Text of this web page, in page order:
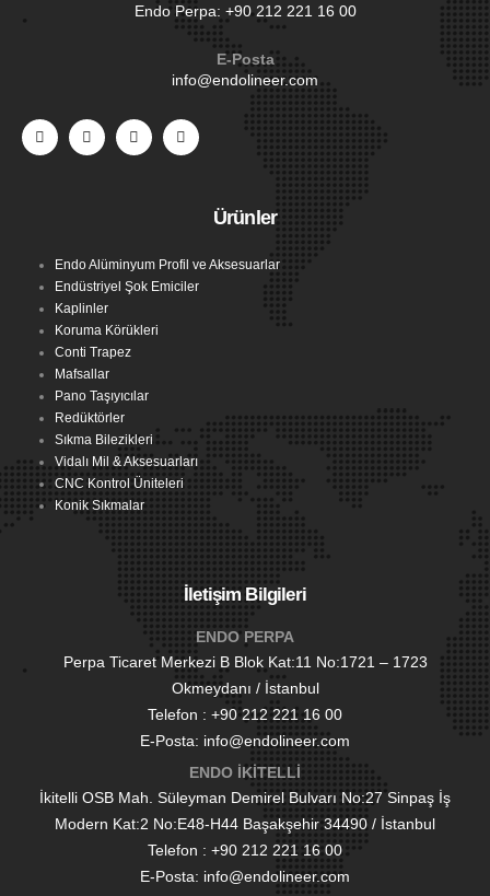
Endo Perpa: +90 212 221 16 00
E-Posta
info@endolineer.com
Ürünler
Endo Alüminyum Profil ve Aksesuarlar
Endüstriyel Şok Emiciler
Kaplinler
Koruma Körükleri
Conti Trapez
Mafsallar
Pano Taşıyıcılar
Redüktörler
Sıkma Bilezikleri
Vidalı Mil & Aksesuarları
CNC Kontrol Üniteleri
Konik Sıkmalar
İletişim Bilgileri
ENDO PERPA
Perpa Ticaret Merkezi B Blok Kat:11 No:1721 – 1723
Okmeydanı / İstanbul
Telefon : +90 212 221 16 00
E-Posta: info@endolineer.com
ENDO İKİTELLİ
İkitelli OSB Mah. Süleyman Demirel Bulvarı No:27 Sinpaş İş
Modern Kat:2 No:E48-H44 Başakşehir 34490 / İstanbul
Telefon : +90 212 221 16 00
E-Posta: info@endolineer.com